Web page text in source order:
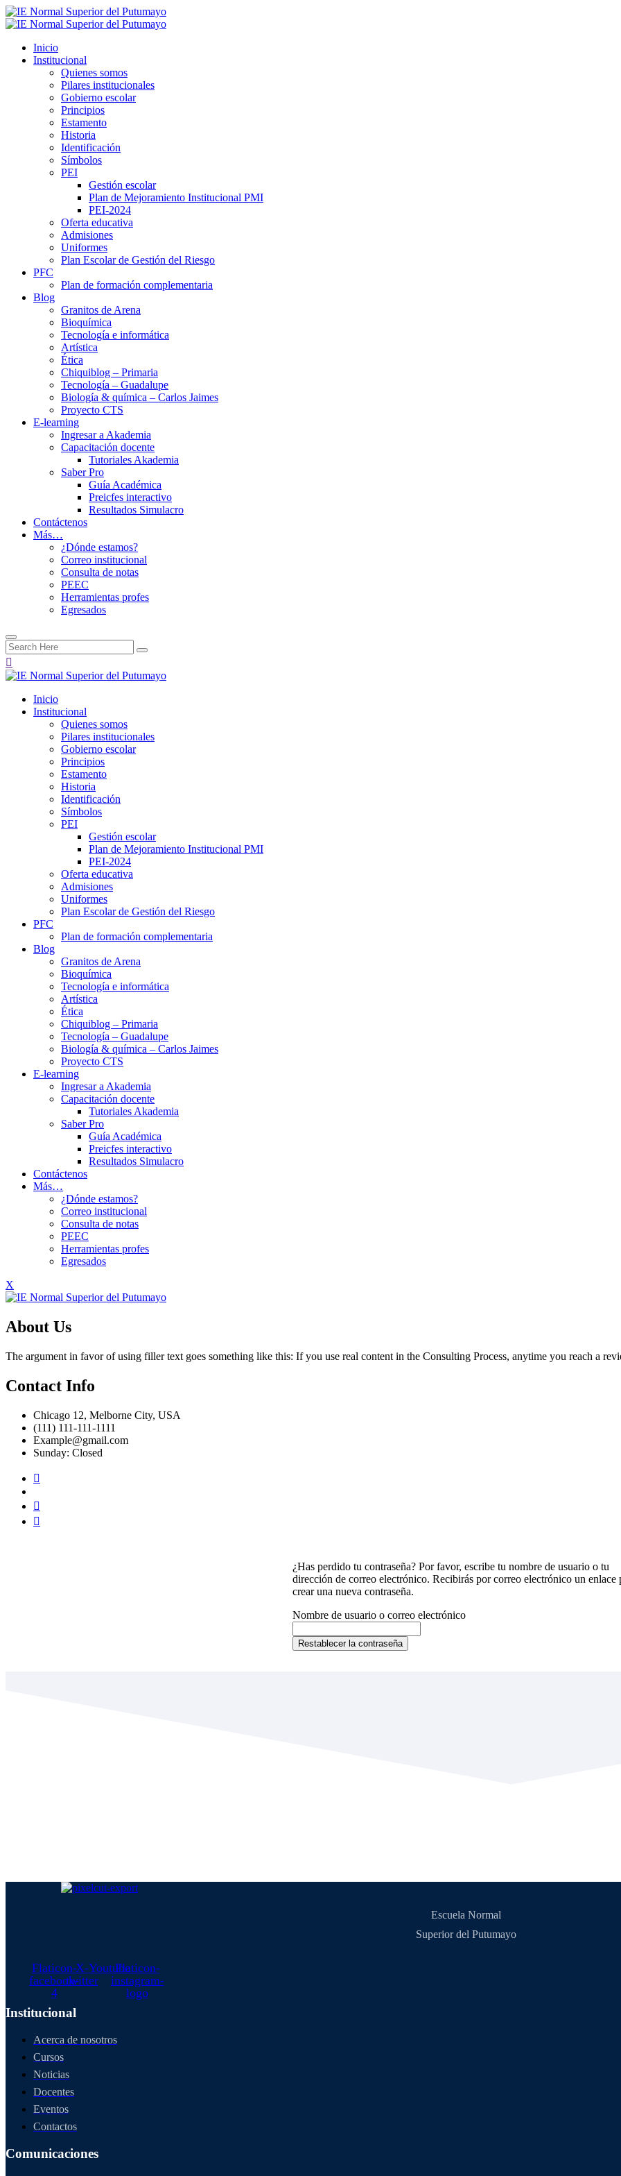
Inicio
Institucional
Quienes somos
Pilares institucionales
Gobierno escolar
Principios
Estamento
Historia
Identificación
Símbolos
PEI
Gestión escolar
Plan de Mejoramiento Institucional PMI
PEI-2024
Oferta educativa
Admisiones
Uniformes
Plan Escolar de Gestión del Riesgo
PFC
Plan de formación complementaria
Blog
Granitos de Arena
Bioquímica
Tecnología e informática
Artística
Ética
Chiquiblog – Primaria
Tecnología – Guadalupe
Biología & química – Carlos Jaimes
Proyecto CTS
E-learning
Ingresar a Akademia
Capacitación docente
Tutoriales Akademia
Saber Pro
Guía Académica
Preicfes interactivo
Resultados Simulacro
Contáctenos
Más…
¿Dónde estamos?
Correo institucional
Consulta de notas
PEEC
Herramientas profes
Egresados
Inicio
Institucional
Quienes somos
Pilares institucionales
Gobierno escolar
Principios
Estamento
Historia
Identificación
Símbolos
PEI
Gestión escolar
Plan de Mejoramiento Institucional PMI
PEI-2024
Oferta educativa
Admisiones
Uniformes
Plan Escolar de Gestión del Riesgo
PFC
Plan de formación complementaria
Blog
Granitos de Arena
Bioquímica
Tecnología e informática
Artística
Ética
Chiquiblog – Primaria
Tecnología – Guadalupe
Biología & química – Carlos Jaimes
Proyecto CTS
E-learning
Ingresar a Akademia
Capacitación docente
Tutoriales Akademia
Saber Pro
Guía Académica
Preicfes interactivo
Resultados Simulacro
Contáctenos
Más…
¿Dónde estamos?
Correo institucional
Consulta de notas
PEEC
Herramientas profes
Egresados
X
About Us
The argument in favor of using filler text goes something like this: If you use real content in the Consulting Process, anytime you reach a
Contact Info
Chicago 12, Melborne City, USA
(111) 111-111-1111
Example@gmail.com
Sunday: Closed
¿Has perdido tu contraseña? Por favor, escribe tu nombre de usuario o tu
dirección de correo electrónico. Recibirás por correo electrónico un enlace
crear una nueva contraseña.
Nombre de usuario o correo electrónico
Restablecer la contraseña
Escuela Normal
Superior del Putumayo
Flaticon-
facebook-
4
X-
twitter
YoutubeFlaticon-
instagram-
logo
Institucional
Acerca de nosotros
Cursos
Noticias
Docentes
Eventos
Contactos
Comunicaciones